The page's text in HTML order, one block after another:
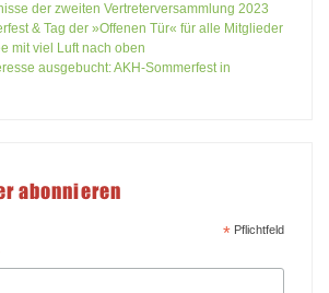
der zweiten Vertreterversammlung 2023
& Tag der »Offenen Tür« für alle Mitglieder
mit viel Luft nach oben
ausgebucht: AKH-Sommerfest in
abonnieren
*Pflichtfeld